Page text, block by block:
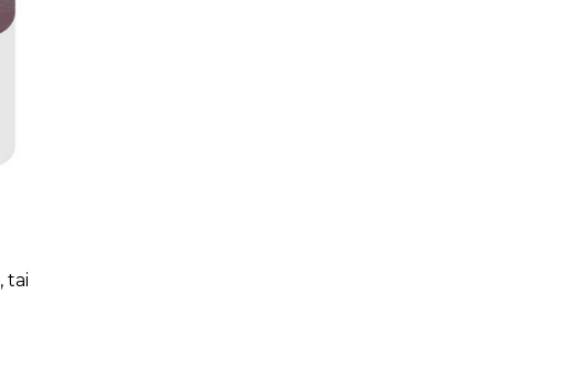
, tai